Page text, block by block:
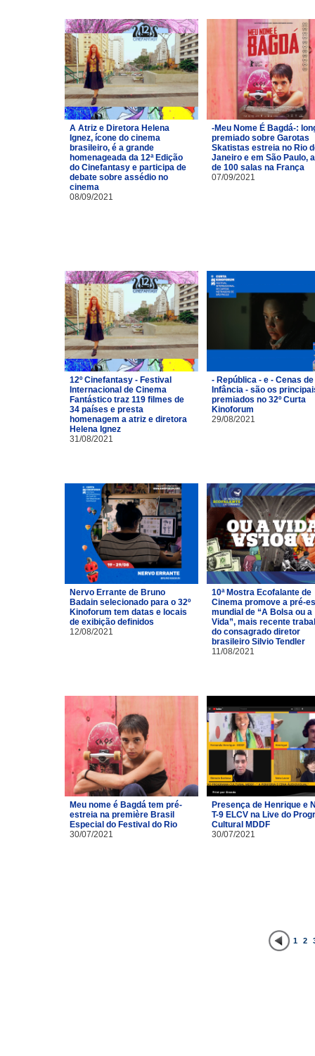
A Atriz e Diretora Helena
Ignez, ícone do cinema
brasileiro, é a grande
homenageada da 12ª Edição
do Cinefantasy e participa de
debate sobre assédio no
cinema
08/09/2021
-Meu Nome É Bagdá-:
premiado sobre Garotas
Skatistas estreia no Rio
Janeiro e em São Paulo,
de 100 salas na França
07/09/2021
12º Cinefantasy - Festival
Internacional de Cinema
Fantástico traz 119 filmes de
34 países e presta
homenagem a atriz e diretora
Helena Ignez
31/08/2021
- República - e - Cenas de
Infância - são os
premiados no 32º Curta
Kinoforum
29/08/2021
Nervo Errante de Bruno
Badain selecionado para o 32º
Kinoforum tem datas e locais
de exibição definidos
12/08/2021
10ª Mostra Ecofalante de
Cinema promove a pré-
mundial de “A Bolsa ou a
Vida”, mais recente
do consagrado diretor
brasileiro Silvio Tendler
11/08/2021
Meu nome é Bagdá tem pré-
estreia na première Brasil
Especial do Festival do Rio
30/07/2021
Presença de Henrique e
T-9 ELCV na Live do
Cultural MDDF
30/07/2021
1 2